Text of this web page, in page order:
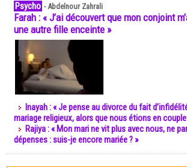
Psycho -Abdelnour Zahrali
Farah : « J’ai découvert que mon conjoint
une autre fille enceinte »
Inayah : « Je pense au divorce du fait
mariage religieux, alors que nous étions en
Rajiya : « Mon mari ne vit plus avec nous, ne
dépenses : suis-je encore mariée ? »